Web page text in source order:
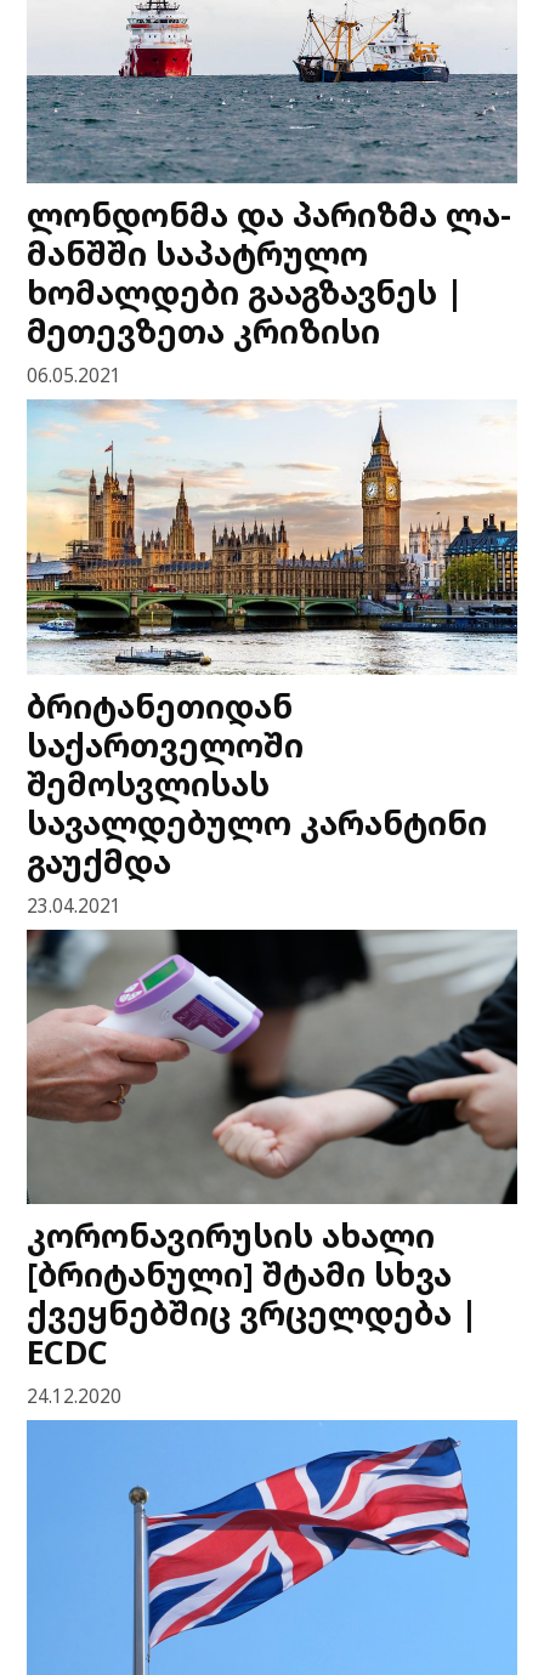
ლონდონმა და პარიზმა ლა-
მანშში საპატრულო
ხომალდები გააგზავნეს |
მეთევზეთა კრიზისი
06.05.2021
ბრიტანეთიდან
საქართველოში
შემოსვლისას
სავალდებულო კარანტინი
გაუქმდა
23.04.2021
კორონავირუსის ახალი
[ბრიტანული] შტამი სხვა
ქვეყნებშიც ვრცელდება |
ECDC
24.12.2020